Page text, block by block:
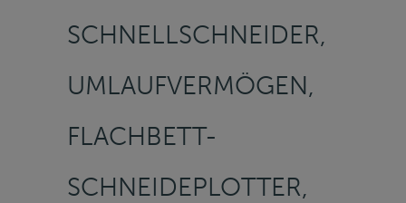
SCHNELLSCHNEIDER,
UMLAUFVERMÖGEN,
FLACHBETT-
SCHNEIDEPLOTTER,